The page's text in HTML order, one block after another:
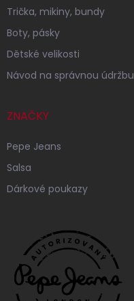
Trička, mikiny, bundy
Boty, pásky
Dětské velikosti
Návod na správnou údržbu
ZNAČKY
Pepe Jeans
Salsa
Dárkové poukazy